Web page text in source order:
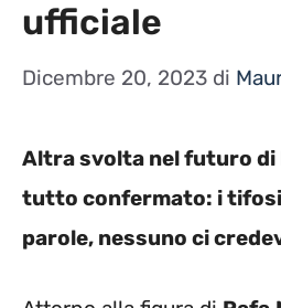
ufficiale
Dicembre 20, 2023 di
Altra svolta nel futuro di
tutto confermato: i
parole, nessuno ci